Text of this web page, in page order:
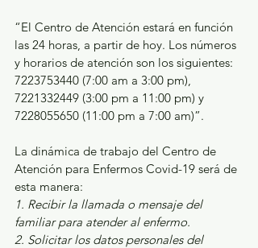
“El Centro de Atención estará en función
las 24 horas, a partir de hoy. Los números
y horarios de atención son los siguientes:
7223753440 (7:00 am a 3:00 pm),
7221332449 (3:00 pm a 11:00 pm) y
7228055650 (11:00 pm a 7:00 am)”.
La dinámica de trabajo del Centro de
Atención para Enfermos Covid-19 será de
esta manera:
1. Recibir la llamada o mensaje del
familiar para atender al enfermo.
2. Solicitar los datos personales del